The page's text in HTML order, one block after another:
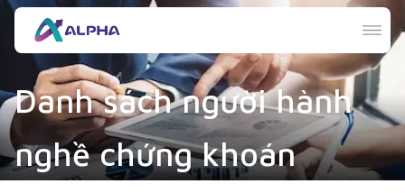
Danh sách người hành
nghề chứng khoán